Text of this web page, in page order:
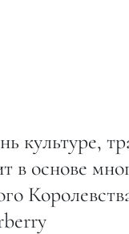
культуре,
в основе